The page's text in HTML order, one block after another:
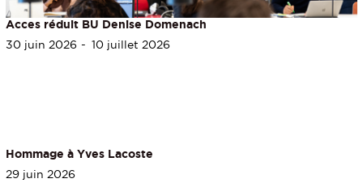
Acces réduit BU Denise Domenach
30 juin 2026
10 juillet 2026
Hommage à Yves Lacoste
29 juin 2026